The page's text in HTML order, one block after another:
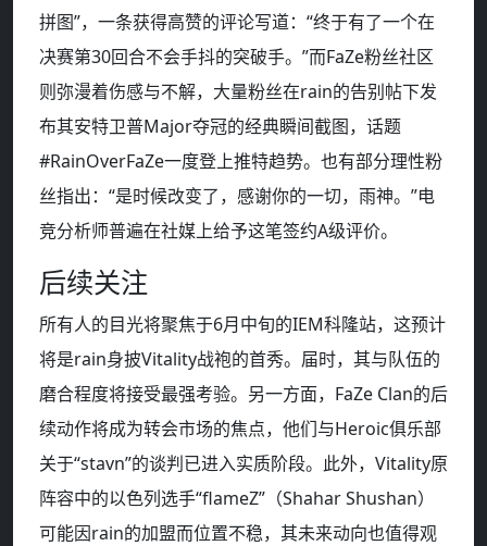
拼图”，一条获得高赞的评论写道：“终于有了一个在
决赛第30回合不会手抖的突破手。”而FaZe粉丝社区
则弥漫着伤感与不解，大量粉丝在rain的告别帖下发
布其安特卫普Major夺冠的经典瞬间截图，话题
#RainOverFaZe一度登上推特趋势。也有部分理性粉
丝指出：“是时候改变了，感谢你的一切，雨神。”电
竞分析师普遍在社媒上给予这笔签约A级评价。
后续关注
所有人的目光将聚焦于6月中旬的IEM科隆站，这预计
将是rain身披Vitality战袍的首秀。届时，其与队伍的
磨合程度将接受最强考验。另一方面，FaZe Clan的后
续动作将成为转会市场的焦点，他们与Heroic俱乐部
关于“stavn”的谈判已进入实质阶段。此外，Vitality原
阵容中的以色列选手“flameZ”（Shahar Shushan）
可能因rain的加盟而位置不稳，其未来动向也值得观